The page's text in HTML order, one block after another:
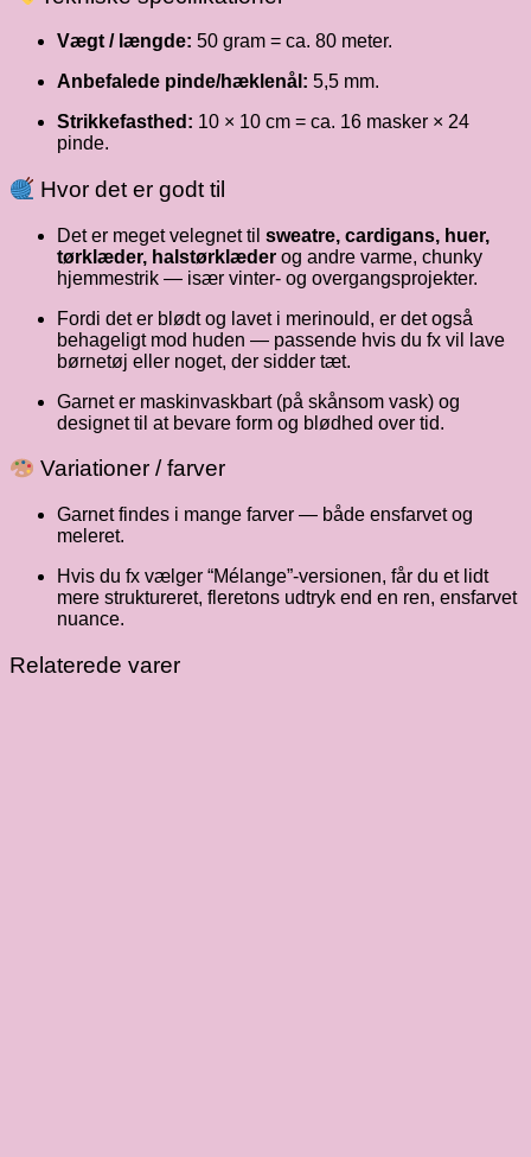
Vægt / længde: 50 gram = ca. 80 meter.
Anbefalede pinde/hæklenål: 5,5 mm.
Strikkefasthed: 10 × 10 cm = ca. 16 masker × 24
pinde.
Hvor det er godt til
Det er meget velegnet til sweatre, cardigans, huer,
tørklæder, halstørklæder og andre varme, chunky
hjemmestrik — især vinter- og overgangs­projekter.
Fordi det er blødt og lavet i merinould, er det også
behageligt mod huden — passende hvis du fx vil lave
børnetøj eller noget, der sidder tæt.
Garnet er maskinvaskbart (på skånsom vask) og
designet til at bevare form og blødhed over tid.
Variationer / farver
Garnet findes i mange farver — både ensfarvet og
meleret.
Hvis du fx vælger “Mélange”-versionen, får du et lidt
mere struktureret, fleretons udtryk end en ren, ensfarvet
nuance.
Relaterede varer